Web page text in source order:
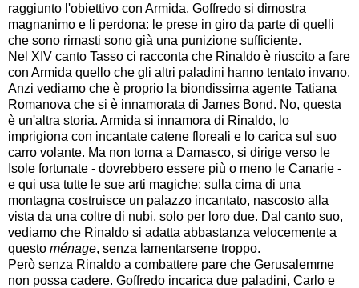
raggiunto l'obiettivo con Armida. Goffredo si dimostra
magnanimo e li perdona: le prese in giro da parte di quelli
che sono rimasti sono già una punizione sufficiente.
Nel XIV canto Tasso ci racconta che Rinaldo è riuscito a fare
con Armida quello che gli altri paladini hanno tentato invano.
Anzi vediamo che è proprio la biondissima agente Tatiana
Romanova che si è innamorata di James Bond. No, questa
è un'altra storia. Armida si innamora di Rinaldo, lo
imprigiona con incantate catene floreali e lo carica sul suo
carro volante. Ma non torna a Damasco, si dirige verso le
Isole fortunate - dovrebbero essere più o meno le Canarie -
e qui usa tutte le sue arti magiche: sulla cima di una
montagna costruisce un palazzo incantato, nascosto alla
vista da una coltre di nubi, solo per loro due. Dal canto suo,
vediamo che Rinaldo si adatta abbastanza velocemente a
questo ménage, senza lamentarsene troppo.
Però senza Rinaldo a combattere pare che Gerusalemme
non possa cadere. Goffredo incarica due paladini, Carlo e